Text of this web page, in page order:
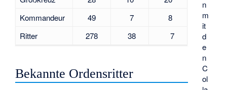
n
m
it
d
e
n
C
ol
Kommandeur
49 7
8
Ritter
278 38 7
Bekannte Ordensritter